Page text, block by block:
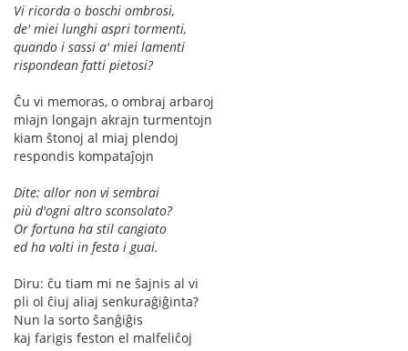
Vi ricorda o boschi ombrosi,
de' miei lunghi aspri tormenti,
quando i sassi a' miei lamenti
rispondean fatti pietosi?
Ĉu vi memoras, o ombraj arbaroj
miajn longajn akrajn turmentojn
kiam ŝtonoj al miaj plendoj
respondis kompataĵojn
Dite: allor non vi sembrai
più d'ogni altro sconsolato?
Or fortuna ha stil cangiato
ed ha volti in festa i guai.
Diru: ĉu tiam mi ne ŝajnis al vi
pli ol ĉiuj aliaj senkuraĝiĝinta?
Nun la sorto ŝanĝiĝis
kaj farigis feston el malfeliĉoj